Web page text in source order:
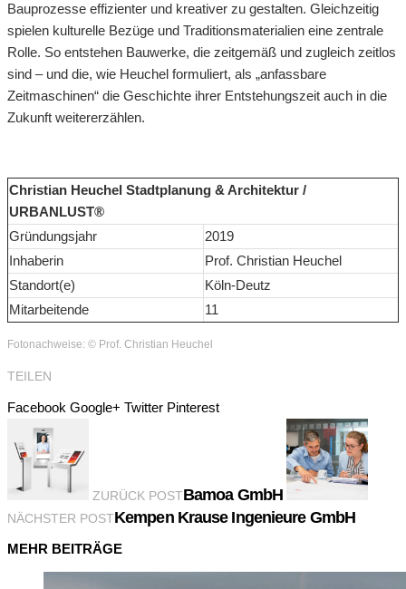
Bauprozesse effizienter und kreativer zu gestalten. Gleichzeitig
spielen kulturelle Bezüge und Traditionsmaterialien eine zentrale
Rolle. So entstehen Bauwerke, die zeitgemäß und zugleich zeitlos
sind – und die, wie Heuchel formuliert, als „anfassbare
Zeitmaschinen“ die Geschichte ihrer Entstehungszeit auch in die
Zukunft weitererzählen.
Christian Heuchel Stadtplanung & Architektur /
URBANLUST®
Gründungsjahr
2019
Inhaberin
Prof. Christian Heuchel
Standort(e)
Köln-Deutz
Mitarbeitende
11
Fotonachweise: © Prof. Christian Heuchel
TEILEN
Facebook Google+ Twitter Pinterest
ZURÜCK POSTBamoa GmbH
NÄCHSTER POSTKempen Krause Ingenieure GmbH
MEHR BEITRÄGE